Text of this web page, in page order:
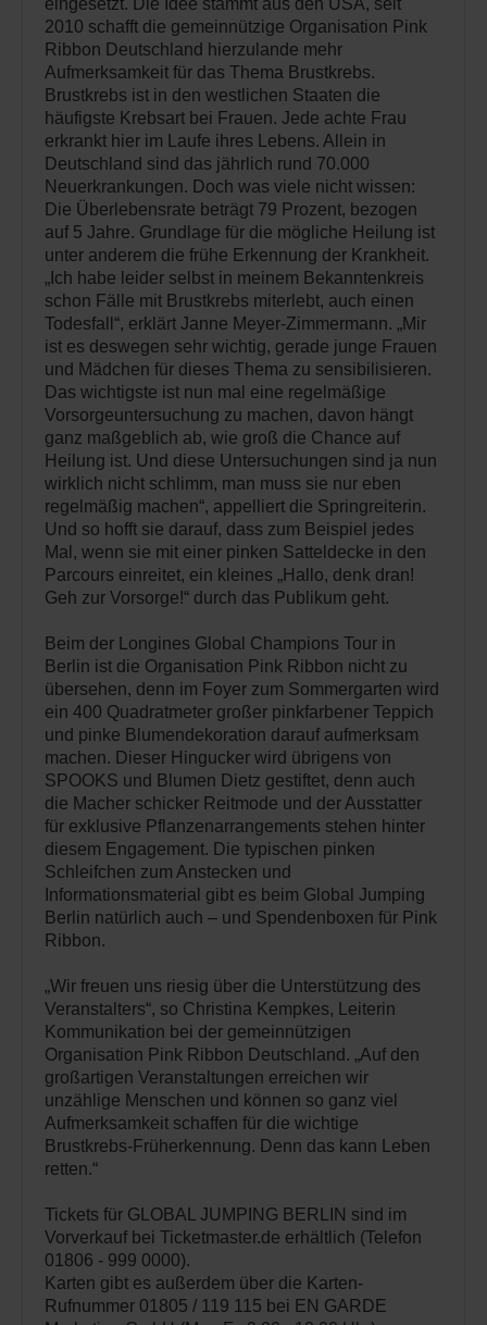
eingesetzt. Die Idee stammt aus den USA, seit
2010 schafft die gemeinnützige Organisation Pink
Ribbon Deutschland hierzulande mehr
Aufmerksamkeit für das Thema Brustkrebs.
Brustkrebs ist in den westlichen Staaten die
häufigste Krebsart bei Frauen. Jede achte Frau
erkrankt hier im Laufe ihres Lebens. Allein in
Deutschland sind das jährlich rund 70.000
Neuerkrankungen. Doch was viele nicht wissen:
Die Überlebensrate beträgt 79 Prozent, bezogen
auf 5 Jahre. Grundlage für die mögliche Heilung ist
unter anderem die frühe Erkennung der Krankheit.
„Ich habe leider selbst in meinem Bekanntenkreis
schon Fälle mit Brustkrebs miterlebt, auch einen
Todesfall“, erklärt Janne Meyer-Zimmermann. „Mir
ist es deswegen sehr wichtig, gerade junge Frauen
und Mädchen für dieses Thema zu sensibilisieren.
Das wichtigste ist nun mal eine regelmäßige
Vorsorgeuntersuchung zu machen, davon hängt
ganz maßgeblich ab, wie groß die Chance auf
Heilung ist. Und diese Untersuchungen sind ja nun
wirklich nicht schlimm, man muss sie nur eben
regelmäßig machen“, appelliert die Springreiterin.
Und so hofft sie darauf, dass zum Beispiel jedes
Mal, wenn sie mit einer pinken Satteldecke in den
Parcours einreitet, ein kleines „Hallo, denk dran!
Geh zur Vorsorge!“ durch das Publikum geht.
Beim der Longines Global Champions Tour in
Berlin ist die Organisation Pink Ribbon nicht zu
übersehen, denn im Foyer zum Sommergarten wird
ein 400 Quadratmeter großer pinkfarbener Teppich
und pinke Blumendekoration darauf aufmerksam
machen. Dieser Hingucker wird übrigens von
SPOOKS und Blumen Dietz gestiftet, denn auch
die Macher schicker Reitmode und der Ausstatter
für exklusive Pflanzenarrangements stehen hinter
diesem Engagement. Die typischen pinken
Schleifchen zum Anstecken und
Informationsmaterial gibt es beim Global Jumping
Berlin natürlich auch – und Spendenboxen für Pink
Ribbon.
„Wir freuen uns riesig über die Unterstützung des
Veranstalters“, so Christina Kempkes, Leiterin
Kommunikation bei der gemeinnützigen
Organisation Pink Ribbon Deutschland. „Auf den
großartigen Veranstaltungen erreichen wir
unzählige Menschen und können so ganz viel
Aufmerksamkeit schaffen für die wichtige
Brustkrebs-Früherkennung. Denn das kann Leben
retten.“
Tickets für GLOBAL JUMPING BERLIN sind im
Vorverkauf bei Ticketmaster.de erhältlich (Telefon
01806 - 999 0000).
Karten gibt es außerdem über die Karten-
Rufnummer 01805 / 119 115 bei EN GARDE